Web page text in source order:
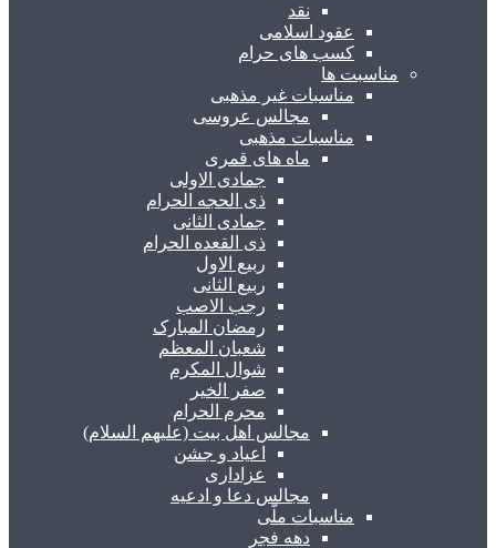
نقد
عقود اسلامی
کسب های حرام
مناسبت ها
مناسبات غیر مذهبی
مجالس عروسی
مناسبات مذهبی
ماه های قمری
جمادی الاولی
ذی الحجه الحرام
جمادی الثانی
ذی القعده الحرام
ربیع الاول
ربیع الثانی
رجب الاصب
رمضان المبارک
شعبان المعظم
شوال المکرم
صفر الخیر
محرم الحرام
مجالس اهل بیت (علیهم السلام)
اعیاد و جشن
عزاداری
مجالس دعا و ادعیه
مناسبات ملّی
دهه فجر